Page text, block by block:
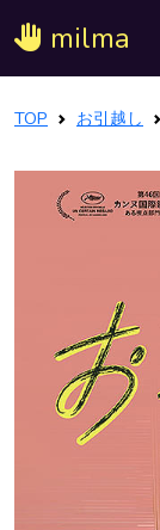
milma
TOP お引越し